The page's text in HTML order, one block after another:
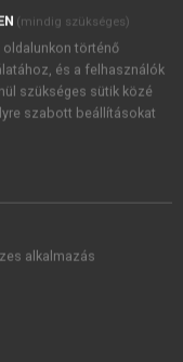
visszaadni.
(mindig szükséges)
oldalunkon történő
és a felhasználók
szükséges sütik közé
szabott beállításokat
alkalmazás